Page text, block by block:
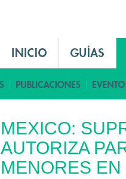
i
n
e
n
u
E
MEXICO:
AUTORIZA
MENORES